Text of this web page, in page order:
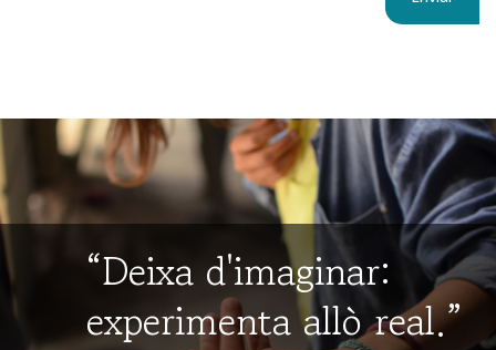
“Deixa d'imaginar:
experimenta allò real.”